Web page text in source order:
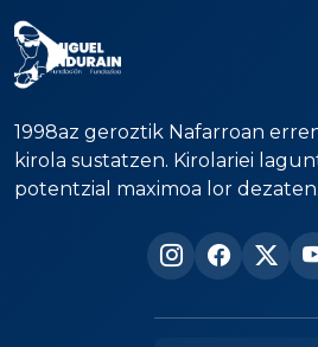
1998az geroztik Nafarroan
kirola sustatzen. Kirolariei
potentzial maximoa lor dezaten.